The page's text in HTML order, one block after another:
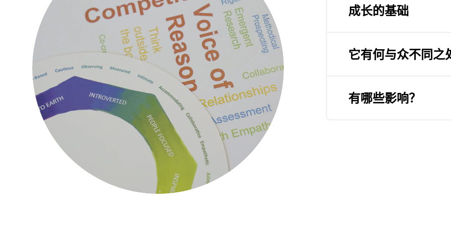
成长的基础
带领的是大型复杂的客户管
提供支持。
表现。它回答了这样一个问
它有何与众不同之
从而推动销售业绩。Lumina
作用。
有哪些影响？